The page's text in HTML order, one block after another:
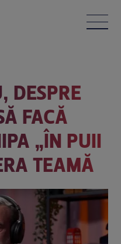
DESPRE
FACĂ
„ÎN PUII
TEAMĂ